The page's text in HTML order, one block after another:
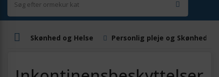
Skønhed og Helse Personlig pleje og Skønhed